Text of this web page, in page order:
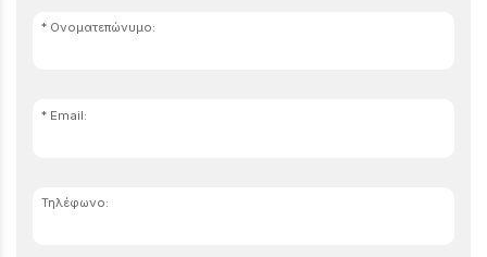
Ονοματεπώνυμο:
Email:
Τηλέφωνο: